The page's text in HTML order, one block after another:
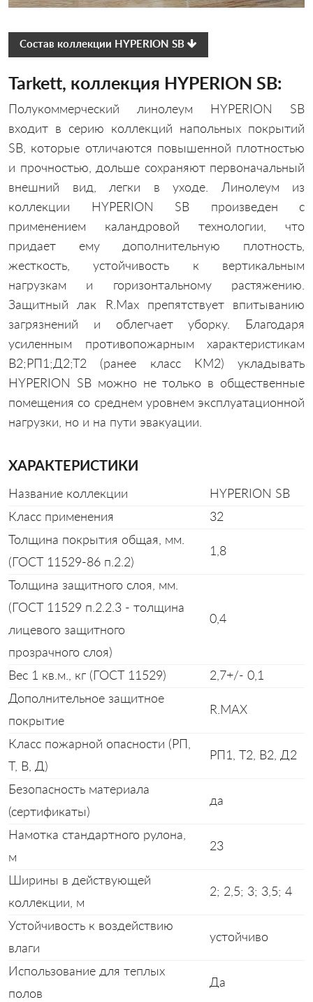
KVAZAR
STIMUL
КОМИТЕКС ЛИН
ПЕЧОРА
ПРОВАНС
Состав коллекции HYPERION SB
Tarkett, коллекция HYPERION SB:
Полукоммерческий линолеум HYPERION SB
входит в серию коллекций напольных покрытий
SB, которые отличаются повышенной плотностью
и прочностью, дольше сохраняют первоначальный
внешний вид, легки в уходе. Линолеум из
коллекции HYPERION SB произведен с
применением каландровой технологии, что
придает ему дополнительную плотность,
жесткость, устойчивость к вертикальным
нагрузкам и горизонтальному растяжению.
Защитный лак R.Max препятствует впитыванию
загрязнений и облегчает уборку. Благодаря
усиленным противопожарным характеристикам
В2;РП1;Д2;Т2 (ранее класс КМ2) укладывать
HYPERION SB можно не только в общественные
помещения со среднем уровнем эксплуатационной
нагрузки, но и на пути эвакуации.
ХАРАКТЕРИСТИКИ
Название коллекции
HYPERION SB
Класс применения
32
Толщина покрытия общая, мм.
(ГОСТ 11529-86 п.2.2)
1,8
Толщина защитного слоя, мм.
(ГОСТ 11529 п.2.2.3 - толщина
лицевого защитного
прозрачного слоя)
0,4
Вес 1 кв.м., кг (ГОСТ 11529)
2,7+/- 0,1
Дополнительное защитное
покрытие
R.MAX
Класс пожарной опасности (РП,
Т, В, Д)
РП1, Т2, В2, Д2
Безопасность материала
(сертификаты)
да
Намотка стандартного рулона,
м
23
Ширины в действующей
коллекции, м
2; 2,5; 3; 3,5; 4
Устойчивость к воздействию
влаги
устойчиво
Использование для теплых
полов
Да